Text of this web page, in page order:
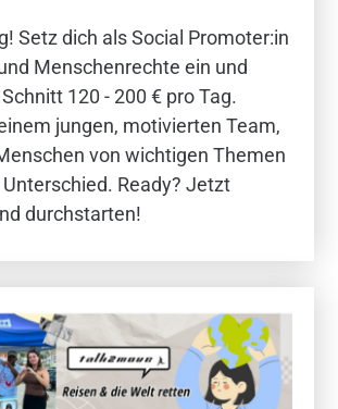
Setz dich als Social Promoter:in
Menschenrechte ein und
120 - 200 € pro Tag.
jungen, motivierten Team,
von wichtigen Themen
Ready? Jetzt
durchstarten!